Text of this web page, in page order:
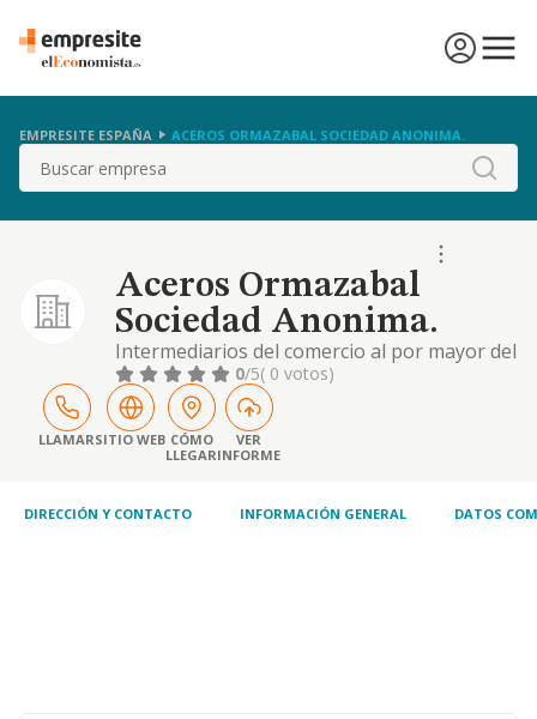
EMPRESITE ESPAÑA ACEROS ORMAZABAL SOCIEDAD ANONIMA.
Buscar
Aceros Ormazabal
Sociedad Anonima.
Intermediarios del comercio al por mayor del
acero.
0/5( 0 votos)
LLAMARSITIO WEB CÓMO
LLEGAR
VER
INFORME
DIRECCIÓN Y CONTACTO INFORMACIÓN GENERAL DATOS